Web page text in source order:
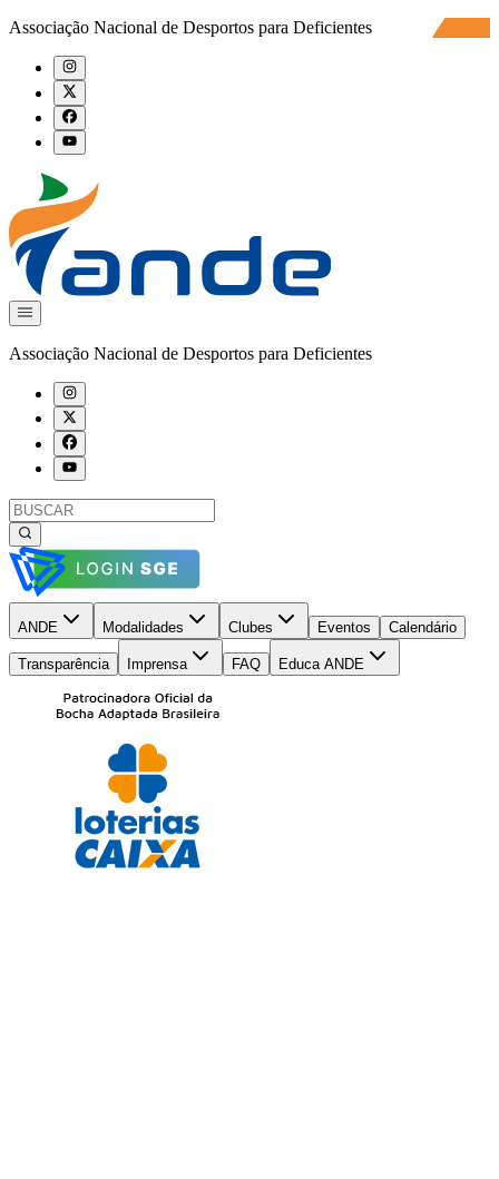
Associação Nacional de Desportos para Deficientes
Associação Nacional de Desportos para Deficientes
ANDE Modalidades Clubes Eventos Calendário
Transparência Imprensa FAQ Educa ANDE